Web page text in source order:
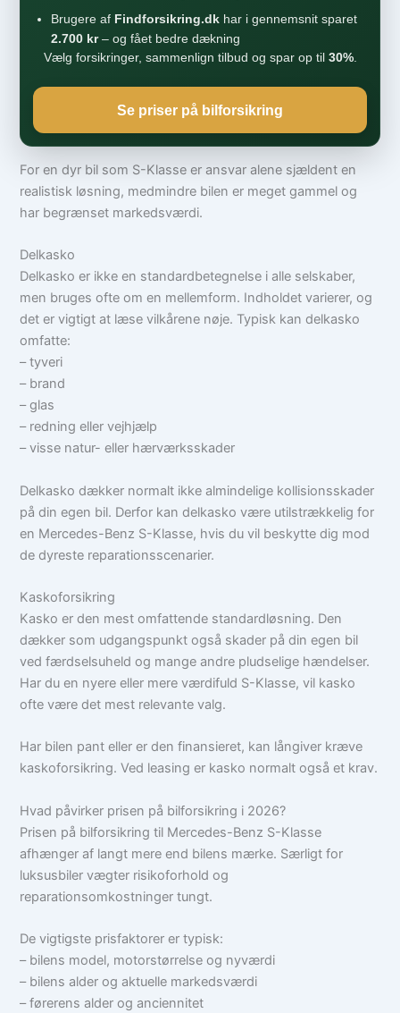
Brugere af Findforsikring.dk har i gennemsnit sparet
2.700 kr– og fået bedre dækning
Vælg forsikringer, sammenlign tilbud og spar op til 30%.
Se priser på bilforsikring
For en dyr bil som S-Klasse er ansvar alene sjældent en
realistisk løsning, medmindre bilen er meget gammel og
har begrænset markedsværdi.
Delkasko
Delkasko er ikke en standardbetegnelse i alle selskaber,
men bruges ofte om en mellemform. Indholdet varierer, og
det er vigtigt at læse vilkårene nøje. Typisk kan delkasko
omfatte:
– tyveri
– brand
– glas
– redning eller vejhjælp
– visse natur- eller hærværksskader
Delkasko dækker normalt ikke almindelige kollisionsskader
på din egen bil. Derfor kan delkasko være utilstrækkelig for
en Mercedes-Benz S-Klasse, hvis du vil beskytte dig mod
de dyreste reparationsscenarier.
Kaskoforsikring
Kasko er den mest omfattende standardløsning. Den
dækker som udgangspunkt også skader på din egen bil
ved færdselsuheld og mange andre pludselige hændelser.
Har du en nyere eller mere værdifuld S-Klasse, vil kasko
ofte være det mest relevante valg.
Har bilen pant eller er den finansieret, kan långiver kræve
kaskoforsikring. Ved leasing er kasko normalt også et krav.
Hvad påvirker prisen på bilforsikring i 2026?
Prisen på bilforsikring til Mercedes-Benz S-Klasse
afhænger af langt mere end bilens mærke. Særligt for
luksusbiler vægter risikoforhold og
reparationsomkostninger tungt.
De vigtigste prisfaktorer er typisk:
– bilens model, motorstørrelse og nyværdi
– bilens alder og aktuelle markedsværdi
– førerens alder og anciennitet